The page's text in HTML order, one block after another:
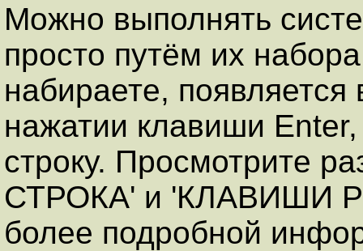
Можно выполнять
просто путём их
набираете,
нажатии клавиши
строку. Просмотрите
СТРОКА' и 'КЛАВИШИ
более подробной